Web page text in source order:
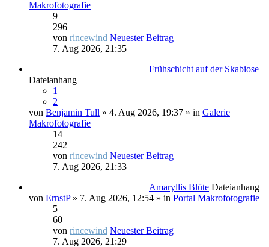
Makrofotografie
9
296
von rincewind Neuester Beitrag
7. Aug 2026, 21:35
Frühschicht auf der Skabiose
Dateianhang
1
2
von Benjamin Tull » 4. Aug 2026, 19:37 » in Galerie
Makrofotografie
14
242
von rincewind Neuester Beitrag
7. Aug 2026, 21:33
Amaryllis Blüte Dateianhang
von ErnstP» 7. Aug 2026, 12:54 » in Portal Makrofotografie
5
60
von rincewind Neuester Beitrag
7. Aug 2026, 21:29